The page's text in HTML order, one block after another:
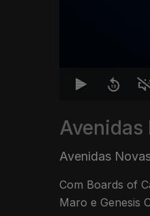
Avenidas
Avenidas
Com Boards of
Maro e Genesis